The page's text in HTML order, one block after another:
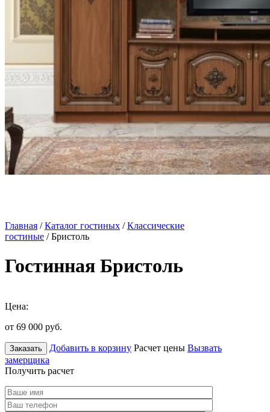
Главная /Каталог гостиных /Классические
гостиные / Бристоль
Гостинная Бристоль
Цена:
от 69 000 руб.
Заказать Добавить в корзину Расчет цены Вызвать
замерщика
Получить расчет